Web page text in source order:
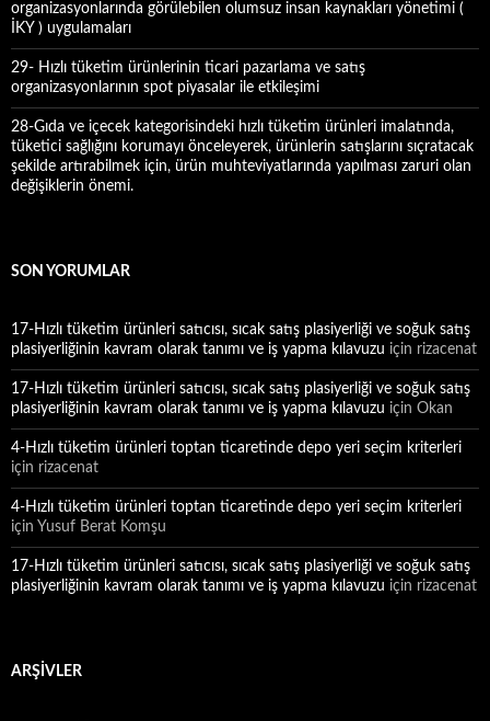
organizasyonlarında görülebilen olumsuz insan kaynakları yönetimi (
İKY ) uygulamaları
29- Hızlı tüketim ürünlerinin ticari pazarlama ve satış
organizasyonlarının spot piyasalar ile etkileşimi
28-Gıda ve içecek kategorisindeki hızlı tüketim ürünleri imalatında,
tüketici sağlığını korumayı önceleyerek, ürünlerin satışlarını sıçratacak
şekilde artırabilmek için, ürün muhteviyatlarında yapılması zaruri olan
değişiklerin önemi.
SON YORUMLAR
17-Hızlı tüketim ürünleri satıcısı, sıcak satış plasiyerliği ve soğuk satış
plasiyerliğinin kavram olarak tanımı ve iş yapma kılavuzu için rizacenat
17-Hızlı tüketim ürünleri satıcısı, sıcak satış plasiyerliği ve soğuk satış
plasiyerliğinin kavram olarak tanımı ve iş yapma kılavuzu için Okan
4-Hızlı tüketim ürünleri toptan ticaretinde depo yeri seçim kriterleri
için rizacenat
4-Hızlı tüketim ürünleri toptan ticaretinde depo yeri seçim kriterleri
için Yusuf Berat Komşu
17-Hızlı tüketim ürünleri satıcısı, sıcak satış plasiyerliği ve soğuk satış
plasiyerliğinin kavram olarak tanımı ve iş yapma kılavuzu için rizacenat
ARŞIVLER